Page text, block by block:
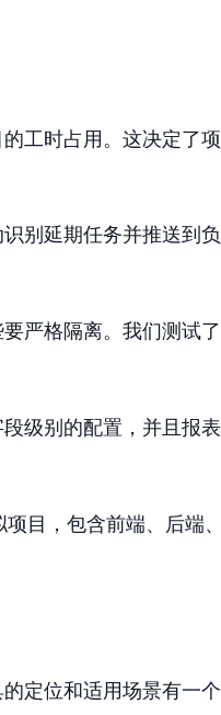
工时占用。这决定了项
别延期任务并推送到负
严格隔离。我们测试了
级别的配置，并且报表
目，包含前端、后端、
定位和适用场景有一个